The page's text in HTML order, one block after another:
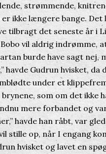
strømmende,
ikke længere bange.
tilbragt det seneste år i
vil aldrig indrømme,
burde have sagt nej,
havde Gudrun hvisket, da
under et
som om det ikke
mere forbandet og
havde han råbt, var
stille op, når I engang
hvisket og lavet en